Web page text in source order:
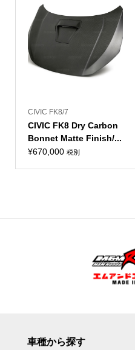
CIVIC FK8/7
CIVIC FK8 Dry Carbon
Bonnet Matte Finish/...
¥670,000 税別
車種から探す